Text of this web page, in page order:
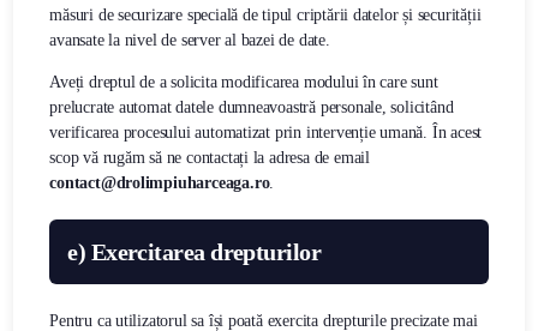
măsuri de securizare specială de tipul criptării datelor și securității
avansate la nivel de server al bazei de date.
Aveți dreptul de a solicita modificarea modului în care sunt
prelucrate automat datele dumneavoastră personale, solicitând
verificarea procesului automatizat prin intervenție umană. În acest
scop vă rugăm să ne contactați la adresa de email
contact@drolimpiuharceaga.ro.
e) Exercitarea drepturilor
Pentru ca utilizatorul sa își poată exercita drepturile precizate mai